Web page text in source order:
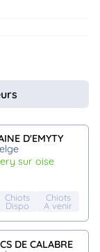
D'EMYTY
mery sur oise
Chiots
Dispo
Chiots
A venir
DE CALABRE